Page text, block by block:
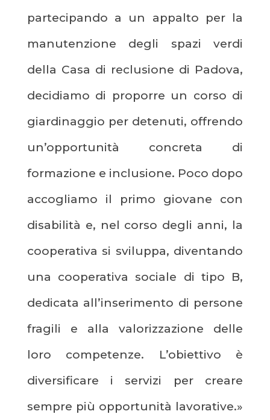
partecipando a un appalto per la
manutenzione degli spazi verdi
della Casa di reclusione di Padova,
decidiamo di proporre un corso di
giardinaggio per detenuti, offrendo
un’opportunità concreta di
formazione e inclusione. Poco dopo
accogliamo il primo giovane con
disabilità e, nel corso degli anni, la
cooperativa si sviluppa, diventando
una cooperativa sociale di tipo B,
dedicata all’inserimento di persone
fragili e alla valorizzazione delle
loro competenze. L’obiettivo è
diversificare i servizi per creare
sempre più opportunità lavorative.»